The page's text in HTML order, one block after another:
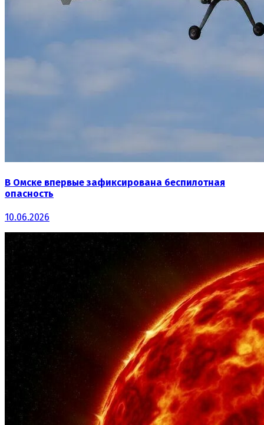
В Омске впервые зафиксирована беспилотная
опасность
10.06.2026